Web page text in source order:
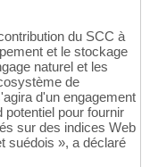
du SCC à
et le stockage
naturel et les
de
d'un engagement
potentiel pour fournir
sur des indices Web
suédois », a déclaré